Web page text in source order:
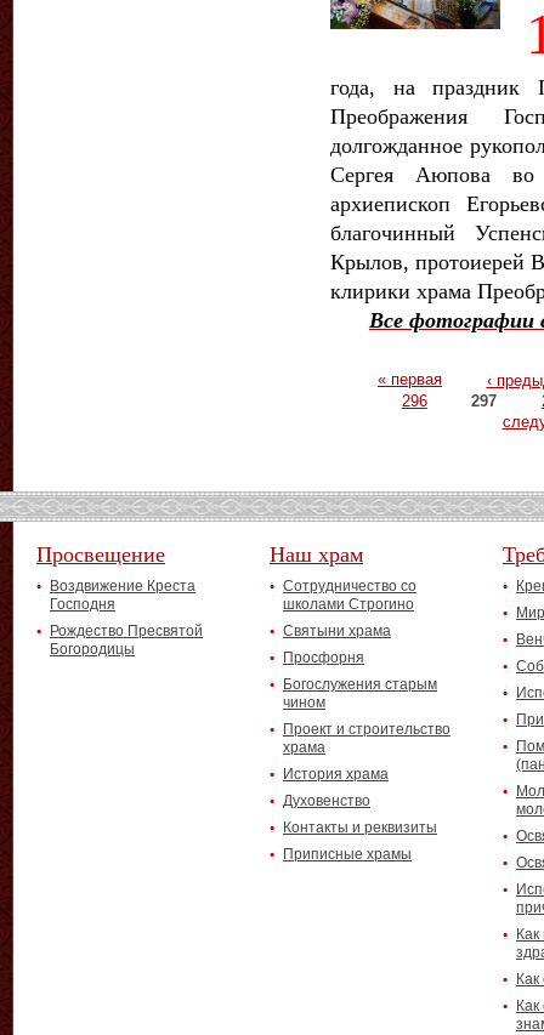
года, на праздник
Преображения
долгожданное
Сергея Аюпова во
архиепископ
благочинный
Крылов, протоиерей
клирики храма
Все фотографии
Страницы« первая
‹
296
297
Просвещение
Воздвижение Креста
Господня
Рождество Пресвятой
Богородицы
Наш храм
Сотрудничество со
школами Строгино
Святыни храма
Просфорня
Богослужения старым
чином
Проект и строительство
храма
История храма
Духовенство
Контакты и реквизиты
Приписные храмы
Как